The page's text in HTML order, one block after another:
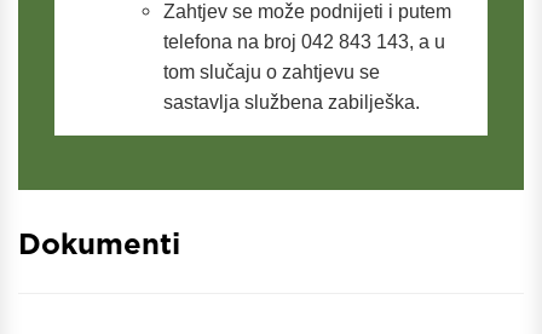
Zahtjev se može podnijeti i putem
telefona na broj 042 843 143, a u
tom slučaju o zahtjevu se
sastavlja službena zabilješka.
Dokumenti